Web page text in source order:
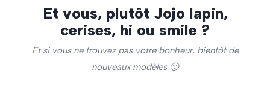
Et vous, plutôt Jojo lapin,
cerises, hi ou smile ?
Et si vous ne trouvez pas votre bonheur, bientôt de
nouveaux modèles 🙂